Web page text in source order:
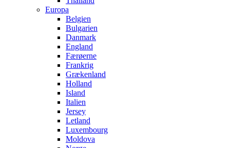
Europa
Belgien
Bulgarien
Danmark
England
Færøerne
Frankrig
Grækenland
Holland
Island
Italien
Jersey
Letland
Luxembourg
Moldova